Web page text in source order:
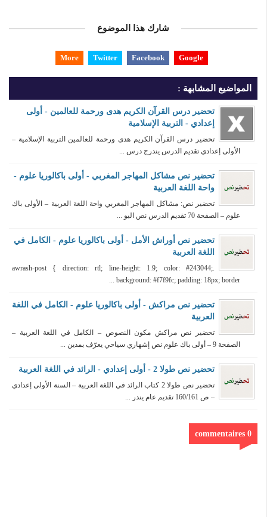
شارك هذا الموضوع
Google
Facebook
Twitter
More
المواضيع المشابهة :
تحضير درس القرآن الكريم هدى ورحمة للعالمين - أولى
إعدادي - التربية الإسلامية
تحضير درس القرآن الكريم هدى ورحمة للعالمين التربية الإسلامية –
الأولى إعدادي تقديم الدرس يندرج درس ...
تحضير نص مشاكل المهاجر المغربي - أولى باكالوريا علوم -
واحة اللغة العربية
تحضير نص: مشاكل المهاجر المغربي واحة اللغة العربية – الأولى باك
علوم – الصفحة 70 تقديم الدرس نص اليو ...
تحضير نص أوراش الأمل - أولى باكالوريا علوم - الكامل في
اللغة العربية
.awrash-post { direction: rtl; line-height: 1.9; color: #243044;
background: #f7f9fc; padding: 18px; border ...
تحضير نص مراكش - أولى باكالوريا علوم - الكامل في اللغة
العربية
تحضير نص مراكش مكون النصوص – الكامل في اللغة العربية –
الصفحة 9 – أولى باك علوم نص إشهاري سياحي يعرّف بمدين ...
تحضير نص طولا 2 - أولى إعدادي - الرائد في اللغة العربية
تحضير نص طولا 2 كتاب الرائد في اللغة العربية – السنة الأولى إعدادي
– ص 160/161 تقديم عام يندر ...
0 commentaires